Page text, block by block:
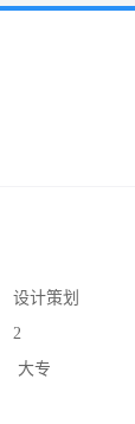
设计策划
2
大专